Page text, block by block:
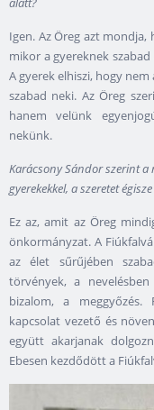
Igen. Az Öreg azt
mikor a gyereknek
A gyerek elhiszi, hogy
szabad neki. Az Öreg
hanem velünk
nekünk.
Karácsony Sándor szerint a
gyerekekkel, a szeretet
Ez az, amit az Öreg
önkormányzat. A
az élet sűrűjében
törvények, a
bizalom, a
kapcsolat vezető és
együtt akarjanak
Ebesen kezdődött a